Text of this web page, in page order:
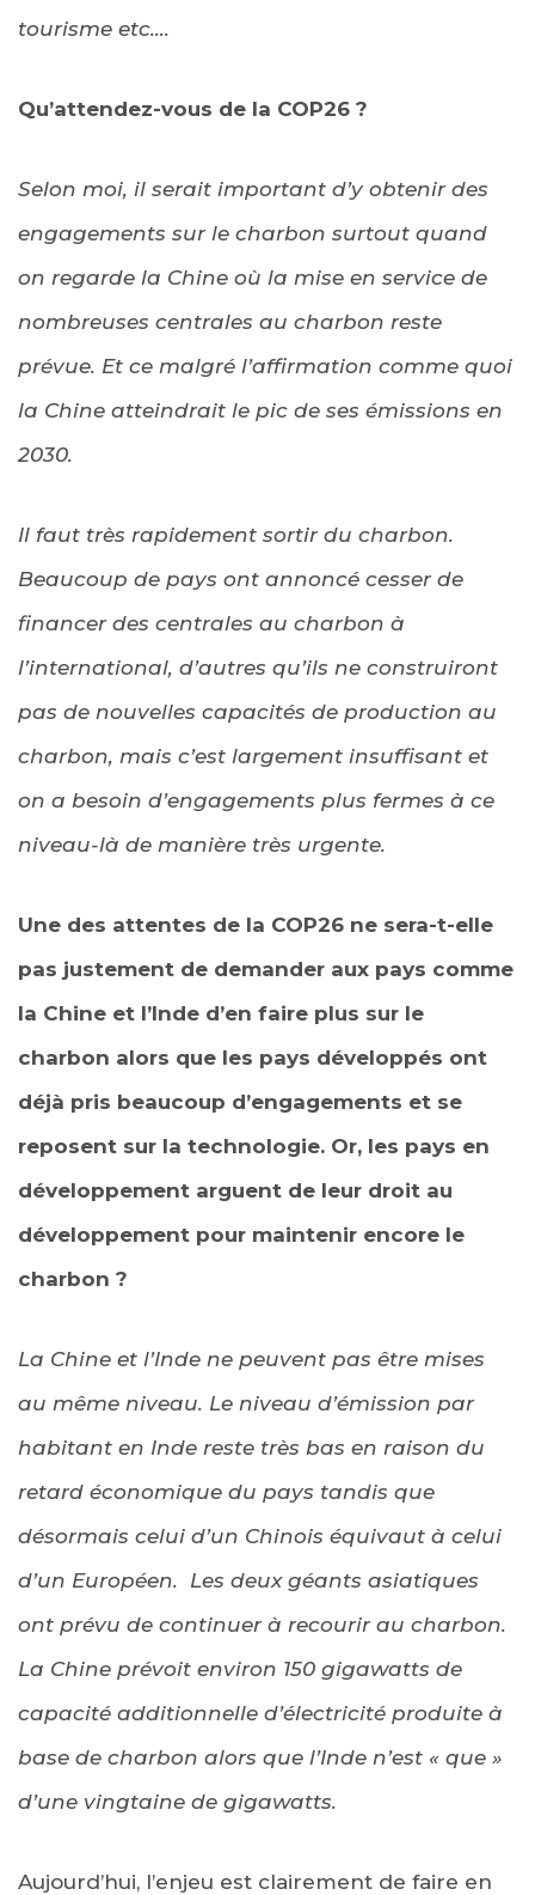
tourisme etc….
Qu’attendez-vous de la COP26 ?
Selon moi, il serait important d’y obtenir des
engagements sur le charbon surtout quand
on regarde la Chine où la mise en service de
nombreuses centrales au charbon reste
prévue. Et ce malgré l’affirmation comme quoi
la Chine atteindrait le pic de ses émissions en
2030.
Il faut très rapidement sortir du charbon.
Beaucoup de pays ont annoncé cesser de
financer des centrales au charbon à
l’international, d’autres qu’ils ne construiront
pas de nouvelles capacités de production au
charbon, mais c’est largement insuffisant et
on a besoin d’engagements plus fermes à ce
niveau-là de manière très urgente.
Une des attentes de la COP26 ne sera-t-elle
pas justement de demander aux pays comme
la Chine et l’Inde d’en faire plus sur le
charbon alors que les pays développés ont
déjà pris beaucoup d’engagements et se
reposent sur la technologie. Or, les pays en
développement arguent de leur droit au
développement pour maintenir encore le
charbon ?
La Chine et l’Inde ne peuvent pas être mises
au même niveau. Le niveau d’émission par
habitant en Inde reste très bas en raison du
retard économique du pays tandis que
désormais celui d’un Chinois équivaut à celui
d’un Européen. Les deux géants asiatiques
ont prévu de continuer à recourir au charbon.
La Chine prévoit environ 150 gigawatts de
capacité additionnelle d’électricité produite à
base de charbon alors que l’Inde n’est « que »
d’une vingtaine de gigawatts.
Aujourd’hui, l’enjeu est clairement de faire en